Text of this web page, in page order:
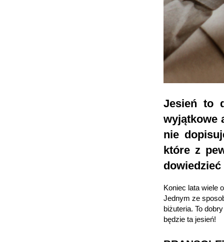
Jesień to
wyjątkowe
nie
które z
Koniec lata wiele
Jednym ze
biżuteria. To
będzie ta jesień!